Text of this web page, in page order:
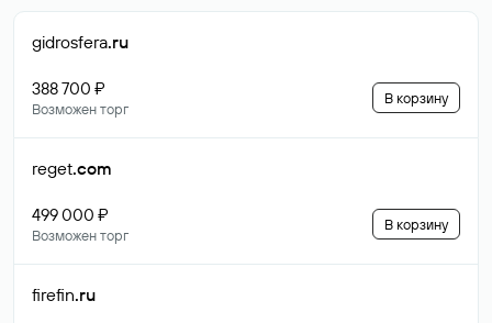
gidrosfera.ru
388 700 ₽
Возможен торг
В корзину
reget.com
499 000 ₽
Возможен торг
В корзину
firefin.ru